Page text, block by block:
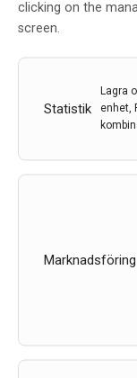
clicking on the
screen.
Statistik
Lagra
enhet,
Marknadsföring
Psykosomatik,
agendan i
historia, hade i
Konferensen
benämningen